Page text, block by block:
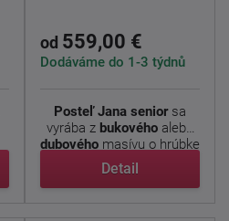
od 559,00 €
Dodáváme do 1-3 týdnů
Posteľ Jana seniorsa
vyrába z bukového alebo
dubového masívu o hrúbke
...
Detail